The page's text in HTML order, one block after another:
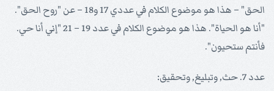
الحق" – هذا هو موضوع الكلام في عددي 17 و18 – عن "روح الحق".
"أنا هو الحياة". هذا هو موضوع الكلام في عدد 19 – 21 "إني أنا حي.
فأنتم ستحيون".
عدد 7. حث, وتبليغ, وتحقيق: